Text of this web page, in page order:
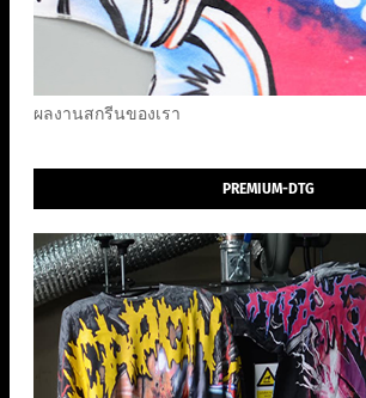
ผลงานสกรีนของเรา
PREMIUM-DTG